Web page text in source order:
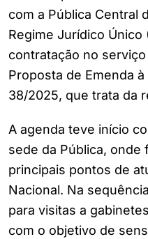
com a Pública Central
Regime Jurídico
contratação no
Proposta de Emenda
38/2025, que trata da
A agenda teve início
sede da Pública, onde
principais pontos de
Nacional. Na
para visitas a
com o objetivo de